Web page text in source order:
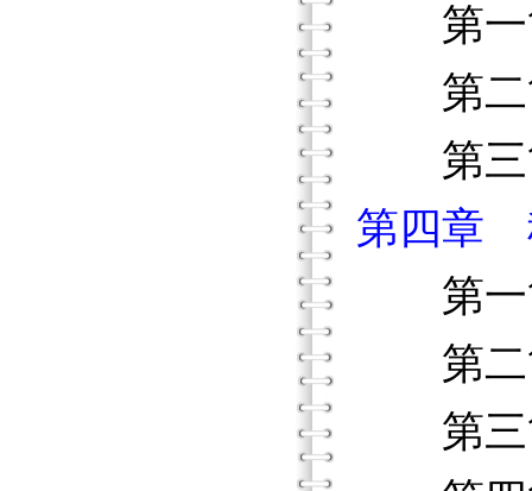
第一
第二
第三
第四章
第一
第二
第三